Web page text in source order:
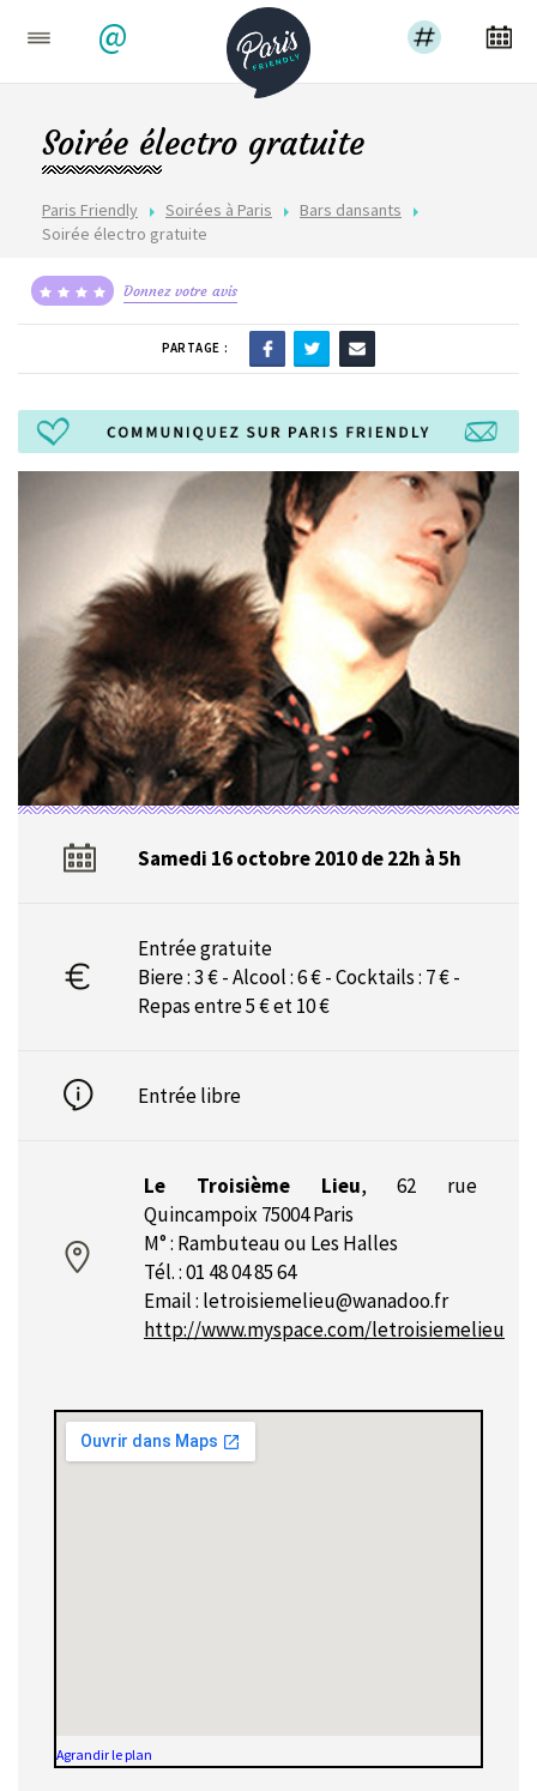
@
Paris Friendly Soirées à Paris
Bars dansants
Soirée électro gratuite
Soirée électro gratuite
Donnez votre avis
PARTAGE :
Samedi 16 octobre 2010 de 22h à 5h
Entrée gratuite
Biere : 3 € - Alcool : 6 € - Cocktails : 7 € -
Repas entre 5 € et 10 €
Entrée libre
Le Troisième Lieu,62 rue
Quincampoix 75004 Paris
M° : Rambuteau ou Les Halles
Tél. : 01 48 04 85 64
Email : letroisiemelieu@wanadoo.fr
http://www.myspace.com/letroisiemelieu
Agrandir le plan